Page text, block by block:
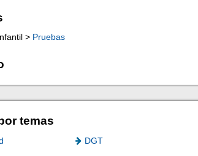
> Pruebas
temas
DGT